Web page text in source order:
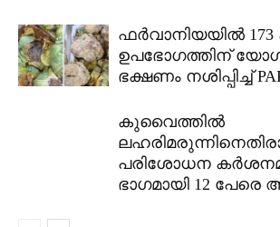
ഫർവാനിയയിൽ 173
ഉപഭോഗത്തിന്
ഭക്ഷണം നശിപ്പിച്ച്
കുവൈത്തിൽ
പരിശോധന
ഭാഗമായി 12